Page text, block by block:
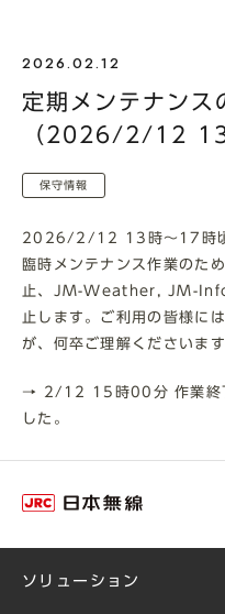
2026.02.12
定期メンテナンス
（2026/2/12
保守情報
2026/2/12 13時～17時
臨時メンテナンス作業のた
止、JM-Weather, JM-
止します。ご利用の皆様に
が、何卒ご理解くださいま
→ 2/12 15時00分 作業終了
した。
ソリューション